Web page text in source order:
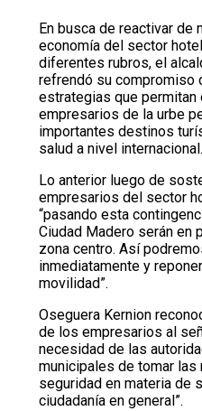
En busca de reactivar de
economía del sector
diferentes rubros, el
refrendó su compromiso
estrategias que permitan
empresarios de la urbe
importantes destinos
salud a nivel internacional.
Lo anterior luego de
empresarios del sector
“pasando esta
Ciudad Madero serán en
zona centro. Así
inmediatamente y
movilidad”.
Oseguera Kernion
de los empresarios al
necesidad de las
municipales de tomar
seguridad en materia de
ciudadanía en general”.